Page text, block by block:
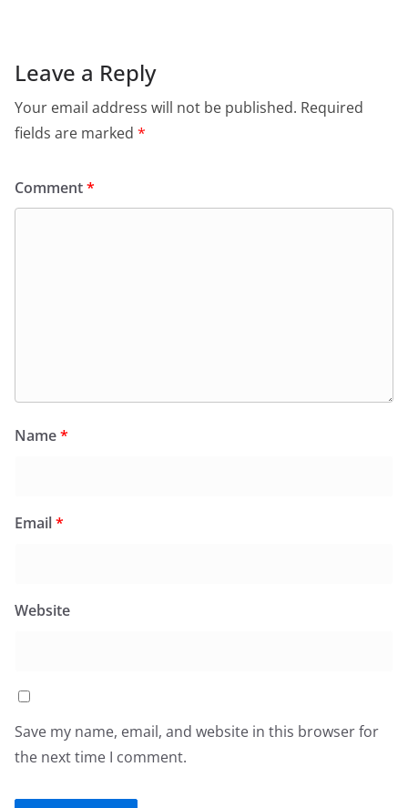
Leave a Reply
Your email address will not be published. Required
fields are marked *
Comment*
Name*
Email*
Website
Save my name, email, and website in this browser for
the next time I comment.